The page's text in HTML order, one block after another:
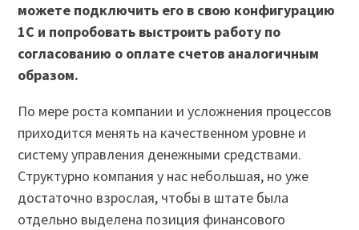
можете подключить его в свою конфигурацию
1С и попробовать выстроить работу по
согласованию о оплате счетов аналогичным
образом.
По мере роста компании и усложнения процессов
приходится менять на качественном уровне и
систему управления денежными средствами.
Структурно компания у нас небольшая, но уже
достаточно взрослая, чтобы в штате была
отдельно выделена позиция финансового